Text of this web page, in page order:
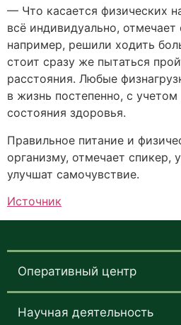
— Что касается физических
всё индивидуально,
например, решили ходить
стоит сразу же пытаться
расстояния. Любые
в жизнь постепенно, с
состояния здоровья.
Правильное питание и
организму, отмечает спикер,
улучшат самочувствие.
Источник
Оперативный центр
Научная деятельность